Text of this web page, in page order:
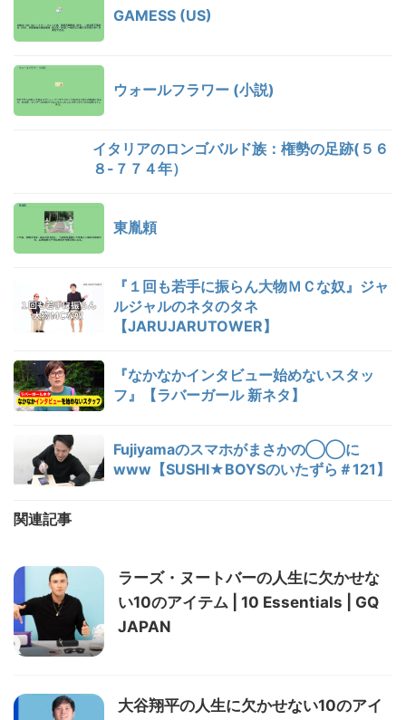
GAMESS (US)
ウォールフラワー (小説)
イタリアのロンゴバルド族：権勢の足跡(５６
８-７７４年）
東胤頼
『１回も若手に振らん大物ＭＣな奴』ジャ
ルジャルのネタのタネ
【JARUJARUTOWER】
『なかなかインタビュー始めないスタッ
フ』【ラバーガール 新ネタ】
Fujiyamaのスマホがまさかの◯◯に
www【SUSHI★BOYSのいたずら＃121】
関連記事
ラーズ・ヌートバーの人生に欠かせな
い10のアイテム | 10 Essentials | GQ
JAPAN
大谷翔平の人生に欠かせない10のアイ